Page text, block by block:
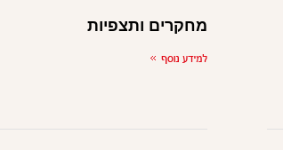
מחקרים ותצפיות